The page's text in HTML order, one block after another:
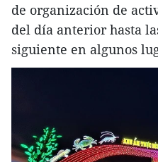
de organización de
del día anterior hasta
siguiente en algunos